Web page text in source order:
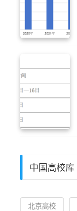
中国高校库
北京高校